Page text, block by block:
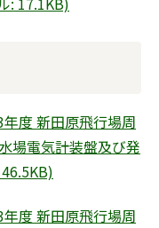
度 新田原飛行場周
場電気計装盤及び発
度 新田原飛行場周